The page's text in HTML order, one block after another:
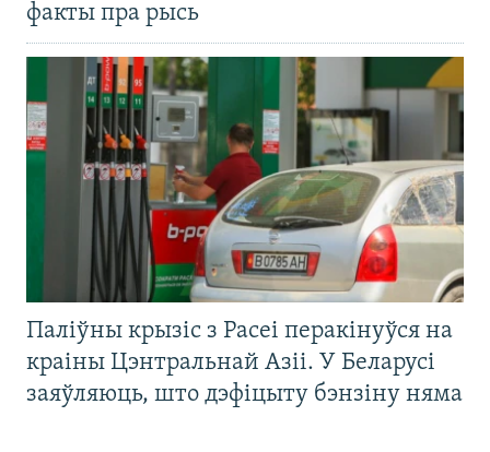
факты пра рысь
Паліўны крызіс з Расеі перакінуўся на
краіны Цэнтральнай Азіі. У Беларусі
заяўляюць, што дэфіцыту бэнзіну няма